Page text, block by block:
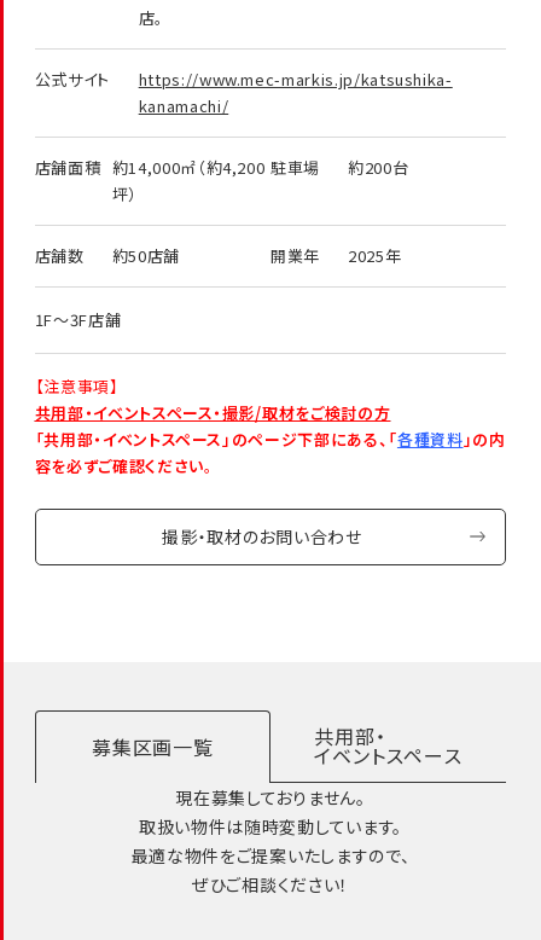
店。
公式サイト
https://www.mec-markis.jp/katsushika-
kanamachi/
店舗面積 約14,000㎡（約4,200
坪）
駐車場 約200台
店舗数 約50店舗 開業年 2025年
1F～3F店舗
【注意事項】
共用部・イベントスペース・撮影/取材をご検討の方
「共用部・イベントスペース」のページ下部にある、「各種資料 」の内
容を必ずご確認ください。
撮影・取材のお問い合わせ
募集区画一覧 共用部・
イベントスペース
現在募集しておりません。
取扱い物件は随時変動しています。
最適な物件をご提案いたしますので、
ぜひご相談ください！